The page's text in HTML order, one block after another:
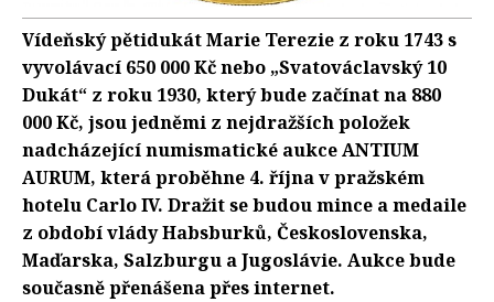
Vídeňský pětidukát Marie Terezie z roku 1743 s
vyvolávací 650 000 Kč nebo „Svatováclavský 10
Dukát“ z roku 1930, který bude začínat na 880
000 Kč, jsou jedněmi z nejdražších položek
nadcházející numismatické aukce ANTIUM
AURUM, která proběhne 4. října v pražském
hotelu Carlo IV. Dražit se budou mince a medaile
z období vlády Habsburků, Československa,
Maďarska, Salzburgu a Jugoslávie. Aukce bude
současně přenášena přes internet.